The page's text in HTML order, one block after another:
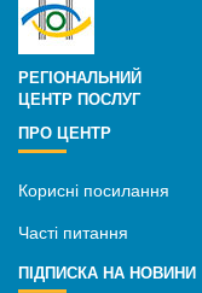
РЕГІОНАЛЬНИЙ
ЦЕНТР ПОСЛУГ
ПРО ЦЕНТР
Корисні посилання
Часті питання
ПІДПИСКА НА НОВИНИ